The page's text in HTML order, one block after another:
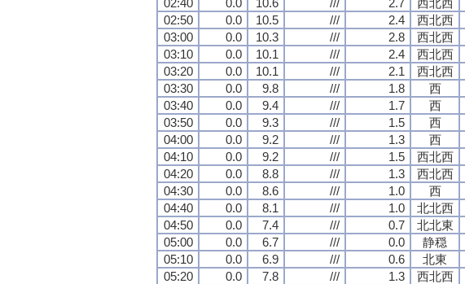
02:50
0.0 10.5 /// 2.4 西北西
03:00
0.0 10.3 /// 2.8 西北西
03:10
0.0 10.1 /// 2.4 西北西
03:20
0.0 10.1 /// 2.1 西北西
03:30
0.0 9.8 /// 1.8 西
03:40
0.0 9.4 /// 1.7 西
03:50
0.0 9.3 /// 1.5 西
04:00
0.0 9.2 /// 1.3 西
04:10
0.0 9.2 /// 1.5 西北西
04:20
0.0 8.8 /// 1.3 西北西
04:30
0.0 8.6 /// 1.0 西
04:40
0.0 8.1 /// 1.0 北北西
04:50
0.0 7.4 /// 0.7 北北東
05:00
0.0 6.7 /// 0.0 静穏
05:10
0.0 6.9 /// 0.6 北東
05:20
0.0 7.8 /// 1.3 西北西